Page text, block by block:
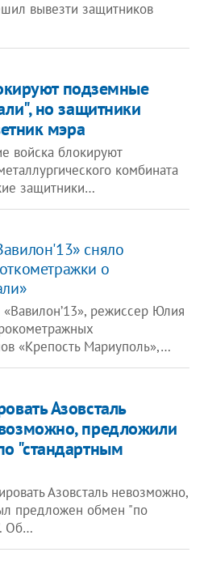
вывезти защитников
подземные
но защитники
мэра
войска блокируют
комбината
защитники…
сняло
о
режиссер Юлия
«Крепость Мариуполь»,…
Азовсталь
предложили
"стандартным
Азовсталь невозможно,
предложен обмен "по
Об…